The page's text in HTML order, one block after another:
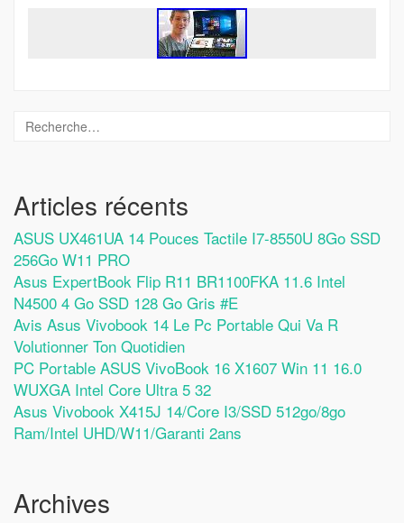
Articles récents
ASUS UX461UA 14 Pouces Tactile I7-8550U 8Go SSD
256Go W11 PRO
Asus ExpertBook Flip R11 BR1100FKA 11.6 Intel
N4500 4 Go SSD 128 Go Gris #E
Avis Asus Vivobook 14 Le Pc Portable Qui Va R
Volutionner Ton Quotidien
PC Portable ASUS VivoBook 16 X1607 Win 11 16.0
WUXGA Intel Core Ultra 5 32
Asus Vivobook X415J 14/Core I3/SSD 512go/8go
Ram/Intel UHD/W11/Garanti 2ans
Archives